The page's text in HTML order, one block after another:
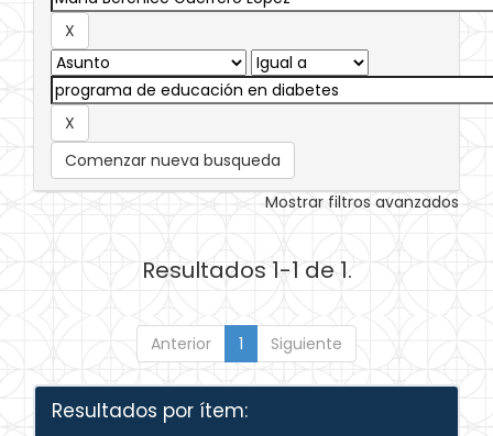
Comenzar nueva busqueda
Mostrar filtros avanzados
Resultados 1-1 de 1.
Anterior 1 Siguiente
Resultados por ítem: